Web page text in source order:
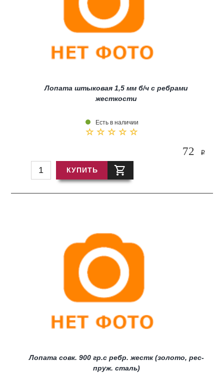
Лопата штыковая 1,5 мм б/ч с ребрами
жесткости
Есть в наличии
72 i
КУПИТЬ
Лопата совк. 900 гр.с ребр. жестк (золото, рес-
пруж. сталь)